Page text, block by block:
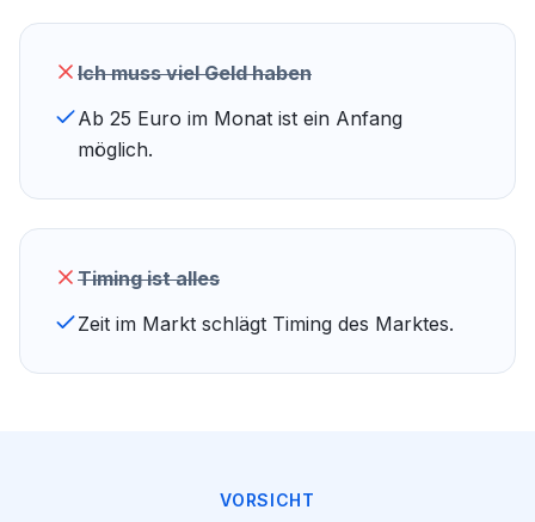
Ich muss viel Geld haben
Ab 25 Euro im Monat ist ein Anfang
möglich.
Timing ist alles
Zeit im Markt schlägt Timing des Marktes.
VORSICHT